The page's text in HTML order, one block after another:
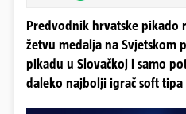
Predvodnik hrvatske pikado
žetvu medalja na Svjetskom
pikadu u Slovačkoj i samo
daleko najbolji igrač soft tipa